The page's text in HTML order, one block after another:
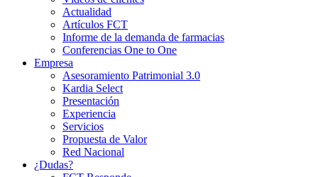
Actualidad
Artículos FCT
Informe de la demanda de farmacias
Conferencias One to One
Empresa
Asesoramiento Patrimonial 3.0
Kardia Select
Presentación
Experiencia
Servicios
Propuesta de Valor
Red Nacional
¿Dudas?